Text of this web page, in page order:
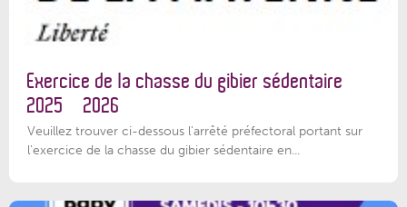
Exercice de la chasse du gibier sédentaire
2025 – 2026
Veuillez trouver ci-dessous l'arrêté préfectoral portant sur
l'exercice de la chasse du gibier sédentaire en...